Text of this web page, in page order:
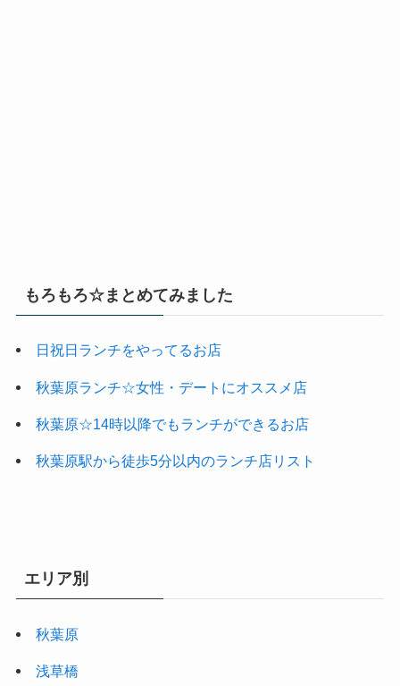
もろもろ☆まとめてみました
日祝日ランチをやってるお店
秋葉原ランチ☆女性・デートにオススメ店
秋葉原☆14時以降でもランチができるお店
秋葉原駅から徒歩5分以内のランチ店リスト
エリア別
秋葉原
浅草橋